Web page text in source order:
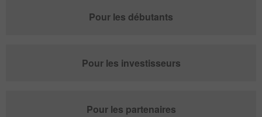
Pour les débutants
Pour les investisseurs
Pour les partenaires